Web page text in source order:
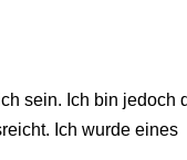
sein. Ich bin jedoch
Ich wurde eines